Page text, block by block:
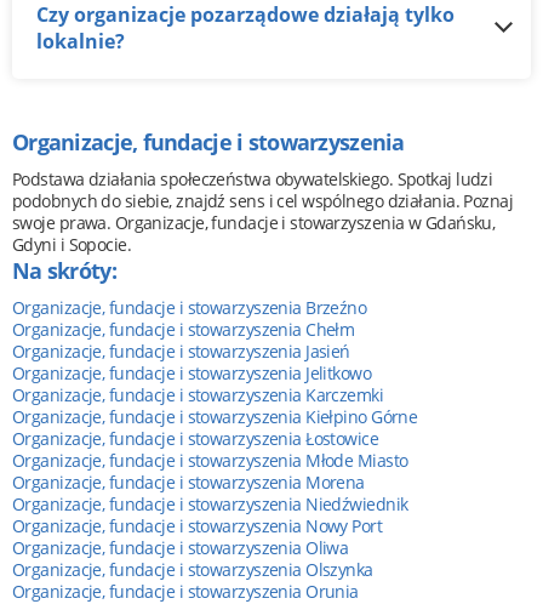
Czy organizacje pozarządowe działają tylko
lokalnie?
Organizacje, fundacje i stowarzyszenia
Podstawa działania społeczeństwa obywatelskiego. Spotkaj ludzi
podobnych do siebie, znajdź sens i cel wspólnego działania. Poznaj
swoje prawa. Organizacje, fundacje i stowarzyszenia w Gdańsku,
Gdyni i Sopocie.
Na skróty:
Organizacje, fundacje i stowarzyszenia Brzeźno
Organizacje, fundacje i stowarzyszenia Chełm
Organizacje, fundacje i stowarzyszenia Jasień
Organizacje, fundacje i stowarzyszenia Jelitkowo
Organizacje, fundacje i stowarzyszenia Karczemki
Organizacje, fundacje i stowarzyszenia Kiełpino Górne
Organizacje, fundacje i stowarzyszenia Łostowice
Organizacje, fundacje i stowarzyszenia Młode Miasto
Organizacje, fundacje i stowarzyszenia Morena
Organizacje, fundacje i stowarzyszenia Niedźwiednik
Organizacje, fundacje i stowarzyszenia Nowy Port
Organizacje, fundacje i stowarzyszenia Oliwa
Organizacje, fundacje i stowarzyszenia Olszynka
Organizacje, fundacje i stowarzyszenia Orunia